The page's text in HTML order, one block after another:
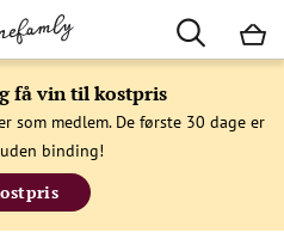
få vin til kostpris
som medlem. De første 30 dage er
binding!